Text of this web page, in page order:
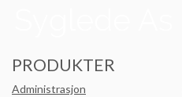
PRODUKTER
Administrasjon